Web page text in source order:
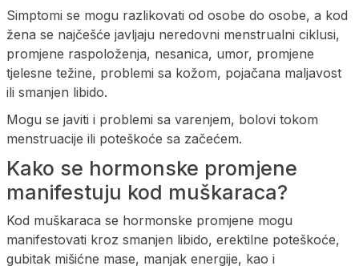
Simptomi se mogu razlikovati od osobe do osobe, a kod
žena se najčešće javljaju neredovni menstrualni ciklusi,
promjene raspoloženja, nesanica, umor, promjene
tjelesne težine, problemi sa kožom, pojačana maljavost
ili smanjen libido.
Mogu se javiti i problemi sa varenjem, bolovi tokom
menstruacije ili poteškoće sa začećem.
Kako se hormonske promjene
manifestuju kod muškaraca?
Kod muškaraca se hormonske promjene mogu
manifestovati kroz smanjen libido, erektilne poteškoće,
gubitak mišićne mase, manjak energije, kao i